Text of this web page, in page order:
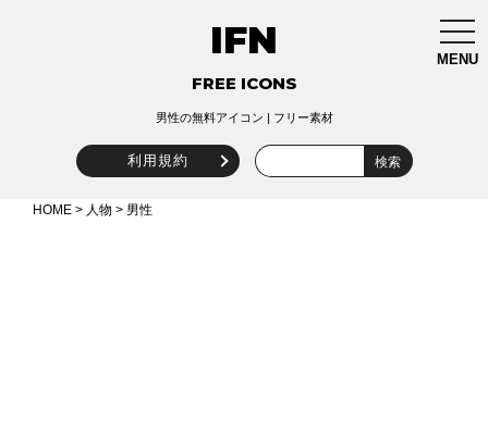
MENU
IFN
FREE ICONS
男性の無料アイコン | フリー素材
利用規約
HOME > 人物 > 男性